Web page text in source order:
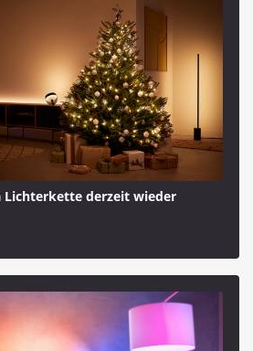
Lichterkette derzeit wieder